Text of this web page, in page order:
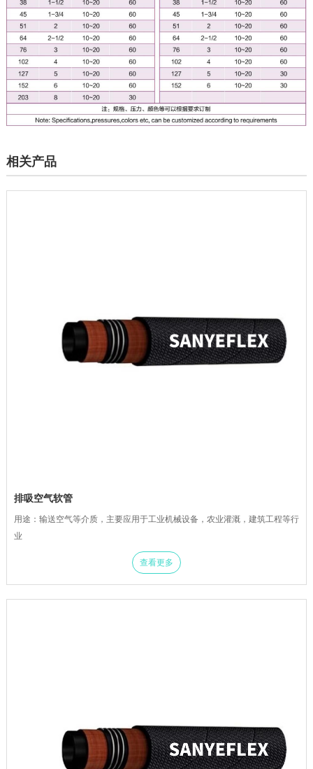
相关产品
排吸空气软管
用途：输送空气等介质，主要应用于工业机械设备，农业灌溉，建筑工程等行
业
查看更多